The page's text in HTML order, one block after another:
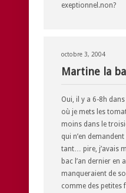
exeptionnel.non?
octobre 3, 2004
Martine la
Oui, il y a 6-8h
où je mets les
moins dans le
qui n’en
tant… pire, j’avais
bac l’an dernier en
manqueraient de
comme des petites